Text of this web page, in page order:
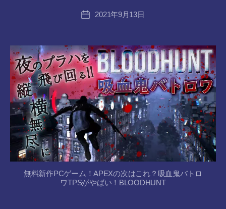
投
稿
a
8-
vr
投
2021年9月13日
無料新作PCゲーム！APEXの次はこれ？吸血鬼バトロ
ワTPSがやばい！BLOODHUNT